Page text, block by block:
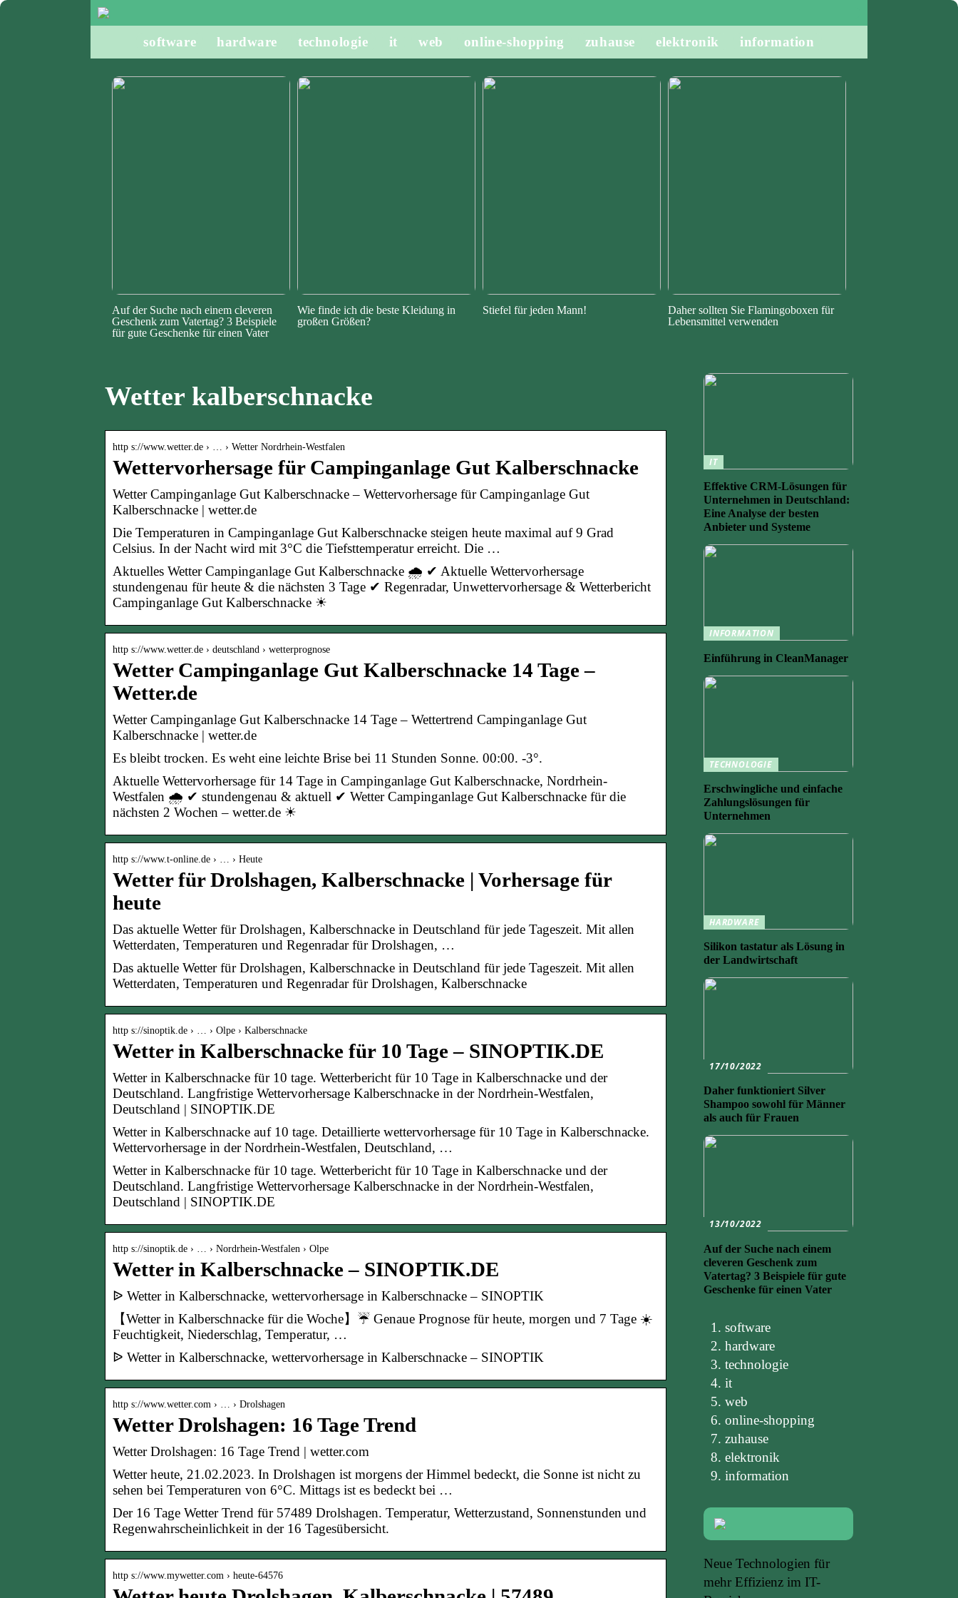
software hardware technologie it web online-shopping zuhause elektronik information
Auf der Suche nach einem cleveren
Geschenk zum Vatertag? 3 Beispiele
für gute Geschenke für einen Vater
Wie finde ich die beste Kleidung in
großen Größen?
Stiefel für jeden Mann!
Daher sollten Sie Flamingoboxen für
Lebensmittel verwenden
Wetter kalberschnacke
http s://www.wetter.de › … › Wetter Nordrhein-Westfalen
Wettervorhersage für Campinganlage Gut Kalberschnacke
Wetter Campinganlage Gut Kalberschnacke – Wettervorhersage für Campinganlage Gut
Kalberschnacke | wetter.de
Die Temperaturen in Campinganlage Gut Kalberschnacke steigen heute maximal auf 9 Grad
Celsius. In der Nacht wird mit 3°C die Tiefsttemperatur erreicht. Die …
Aktuelles Wetter Campinganlage Gut Kalberschnacke 🌧️ ✔ Aktuelle Wettervorhersage
stundengenau für heute & die nächsten 3 Tage ✔ Regenradar, Unwettervorhersage & Wetterbericht
Campinganlage Gut Kalberschnacke ☀
http s://www.wetter.de › deutschland › wetterprognose
Wetter Campinganlage Gut Kalberschnacke 14 Tage –
Wetter.de
Wetter Campinganlage Gut Kalberschnacke 14 Tage – Wettertrend Campinganlage Gut
Kalberschnacke | wetter.de
Es bleibt trocken. Es weht eine leichte Brise bei 11 Stunden Sonne. 00:00. -3°.
Aktuelle Wettervorhersage für 14 Tage in Campinganlage Gut Kalberschnacke, Nordrhein-
Westfalen 🌧️ ✔ stundengenau & aktuell ✔ Wetter Campinganlage Gut Kalberschnacke für die
nächsten 2 Wochen – wetter.de ☀
http s://www.t-online.de › … › Heute
Wetter für Drolshagen, Kalberschnacke | Vorhersage für
heute
Das aktuelle Wetter für Drolshagen, Kalberschnacke in Deutschland für jede Tageszeit. Mit allen
Wetterdaten, Temperaturen und Regenradar für Drolshagen, …
Das aktuelle Wetter für Drolshagen, Kalberschnacke in Deutschland für jede Tageszeit. Mit allen
Wetterdaten, Temperaturen und Regenradar für Drolshagen, Kalberschnacke
http s://sinoptik.de › … › Olpe › Kalberschnacke
Wetter in Kalberschnacke für 10 Tage – SINOPTIK.DE
Wetter in Kalberschnacke für 10 tage. Wetterbericht für 10 Tage in Kalberschnacke und der
Deutschland. Langfristige Wettervorhersage Kalberschnacke in der Nordrhein-Westfalen,
Deutschland | SINOPTIK.DE
Wetter in Kalberschnacke auf 10 tage. Detaillierte wettervorhersage für 10 Tage in Kalberschnacke.
Wettervorhersage in der Nordrhein-Westfalen, Deutschland, …
Wetter in Kalberschnacke für 10 tage. Wetterbericht für 10 Tage in Kalberschnacke und der
Deutschland. Langfristige Wettervorhersage Kalberschnacke in der Nordrhein-Westfalen,
Deutschland | SINOPTIK.DE
http s://sinoptik.de › … › Nordrhein-Westfalen › Olpe
Wetter in Kalberschnacke – SINOPTIK.DE
ᐉ Wetter in Kalberschnacke, wettervorhersage in Kalberschnacke – SINOPTIK
【Wetter in Kalberschnacke für die Woche】☔ Genaue Prognose für heute, morgen und 7 Tage ☀️
Feuchtigkeit, Niederschlag, Temperatur, …
ᐉ Wetter in Kalberschnacke, wettervorhersage in Kalberschnacke – SINOPTIK
http s://www.wetter.com › … › Drolshagen
Wetter Drolshagen: 16 Tage Trend
Wetter Drolshagen: 16 Tage Trend | wetter.com
Wetter heute, 21.02.2023. In Drolshagen ist morgens der Himmel bedeckt, die Sonne ist nicht zu
sehen bei Temperaturen von 6°C. Mittags ist es bedeckt bei …
Der 16 Tage Wetter Trend für 57489 Drolshagen. Temperatur, Wetterzustand, Sonnenstunden und
Regenwahrscheinlichkeit in der 16 Tagesübersicht.
http s://www.mywetter.com › heute-64576
IT
Effektive CRM-Lösungen für
Unternehmen in Deutschland:
Eine Analyse der besten
Anbieter und Systeme
INFORMATION
Einführung in CleanManager
TECHNOLOGIE
Erschwingliche und einfache
Zahlungslösungen für
Unternehmen
HARDWARE
Silikon tastatur als Lösung in
der Landwirtschaft
17/10/2022
Daher funktioniert Silver
Shampoo sowohl für Männer
als auch für Frauen
13/10/2022
Auf der Suche nach einem
cleveren Geschenk zum
Vatertag? 3 Beispiele für gute
Geschenke für einen Vater
software
hardware
technologie
it
web
online-shopping
zuhause
elektronik
information
Neue Technologien für
mehr Effizienz im IT-